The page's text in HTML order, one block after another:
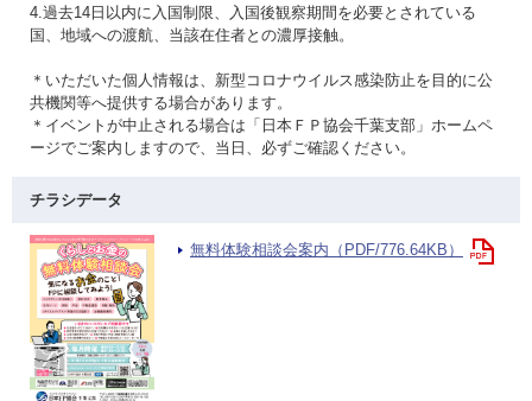
4.過去14日以内に入国制限、入国後観察期間を必要とされている
国、地域への渡航、当該在住者との濃厚接触。
＊いただいた個人情報は、新型コロナウイルス感染防止を目的に公
共機関等へ提供する場合があります。
＊イベントが中止される場合は「日本ＦＰ協会千葉支部」ホームペ
ージでご案内しますので、当日、必ずご確認ください。
チラシデータ
無料体験相談会案内（PDF/776.64KB）